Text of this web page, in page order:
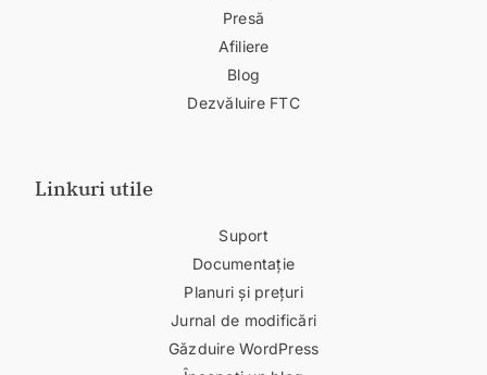
Presă
Afiliere
Blog
Dezvăluire FTC
Linkuri utile
Suport
Documentație
Planuri și prețuri
Jurnal de modificări
Găzduire WordPress